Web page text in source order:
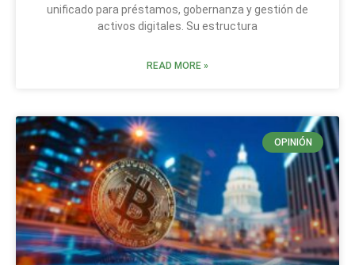
unificado para préstamos, gobernanza y gestión de
activos digitales. Su estructura
READ MORE »
OPINIÓN